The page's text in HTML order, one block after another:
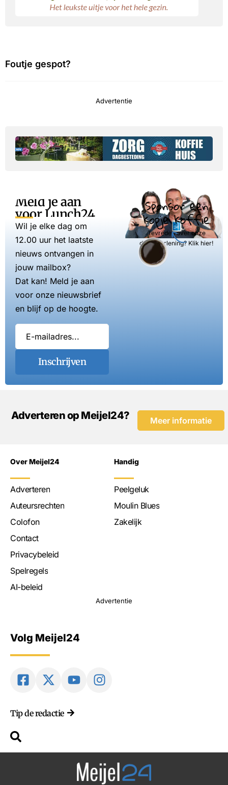
Foutje gespot?
Advertentie
Meld je aan
voor Lunch24
Wil je elke dag om
12.00 uur het laatste
nieuws ontvangen in
jouw mailbox?
Dat kan! Meld je aan
voor onze nieuwsbrief
en blijf op de hoogte.
Inschrijven
Sponsor een
kopje koffie
Tevreden over onze
dienstverlening? Klik hier!
Adverteren op Meijel24? Meer informatie
Over Meijel24
Adverteren
Auteursrechten
Colofon
Contact
Privacybeleid
Spelregels
AI-beleid
Handig
Peelgeluk
Moulin Blues
Zakelijk
Advertentie
Volg Meijel24
Tip de redactie